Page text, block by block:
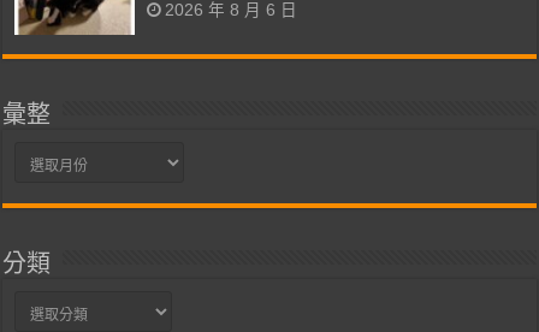
2026 年 8 月 6 日
彙整
彙
分類
分